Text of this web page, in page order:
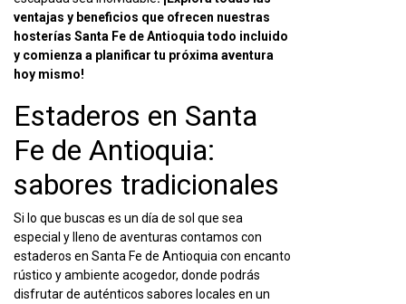
ventajas y beneficios que ofrecen nuestras
hosterías Santa Fe de Antioquia todo incluido
y comienza a planificar tu próxima aventura
hoy mismo!
Estaderos en Santa
Fe de Antioquia:
sabores tradicionales
Si lo que buscas es un día de sol que sea
especial y lleno de aventuras contamos con
estaderos en Santa Fe de Antioquia con encanto
rústico y ambiente acogedor, donde podrás
disfrutar de auténticos sabores locales en un